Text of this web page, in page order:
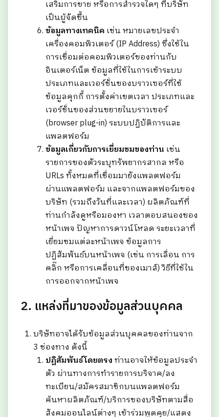
เสริมการขาย หรือการสำรวจใดๆ ที่บริษัท
เป็นผู้จัดขึ้น
ข้อมูลทางเทคนิค เช่น หมายเลขประจำ
เครื่องคอมพิวเตอร์ (IP Address) ซึ่งใช้ใน
การเชื่อมต่อคอมพิวเตอร์ของท่านกับ
อินเตอร์เน็ต ข้อมูลที่ใช้ในการเข้าระบบ
ประเภทและเวอร์ชั่นของบราวเซอร์ที่ใช้
ข้อมูลคุกกี้ การตั้งค่าเขตเวลา ประเภทและ
เวอร์ชั่นของส่วนขยายในบราวเซอร์
(browser plug-in) ระบบปฏิบัติการและ
แพลตฟอร์ม
ข้อมูลเกี่ยวกับการเยี่ยมชมของท่าน เช่น
รายการของตัวระบุทรัพยากรสากล หรือ
URLs ทั้งหมดที่เชื่อมมายังแพลตฟอร์ม
ผ่านแพลตฟอร์ม และจากแพลตฟอร์มของ
บริษัท (รวมถึงวันที่และเวลา) ผลิตภัณฑ์ที่
ท่านกำลังดูหรือมองหา เวลาตอบสนองของ
หน้าเพจ ปัญหาการดาวน์โหลด ระยะเวลาที่
เยี่ยมชมแต่ละหน้าเพจ ข้อมูลการ
ปฏิสัมพันธ์บนหน้าเพจ (เช่น การเลื่อน การ
คลิ๊ก หรือการเคลื่อนที่ของเมาส์) วิธีที่ใช้ใน
การออกจากหน้าเพจ
2. แหล่งที่มาของข้อมูลส่วนบุคคล
บริษัทอาจได้รับข้อมูลส่วนบุคคลของท่านจาก
3 ช่องทาง ดังนี้
ปฏิสัมพันธ์โดยตรงท่านอาจให้ข้อมูลประจำ
ตัว ผ่านทางการทำรายการบริจาค/ลง
ทะเบียน/สมัครสมาชิกบนแพลตฟอร์ม
ค้นหาผลิตภัณฑ์/บริการของบริษัทตามสื่อ
สังคมออนไลน์ต่างๆ เข้าร่วมพูดคุย/แสดง